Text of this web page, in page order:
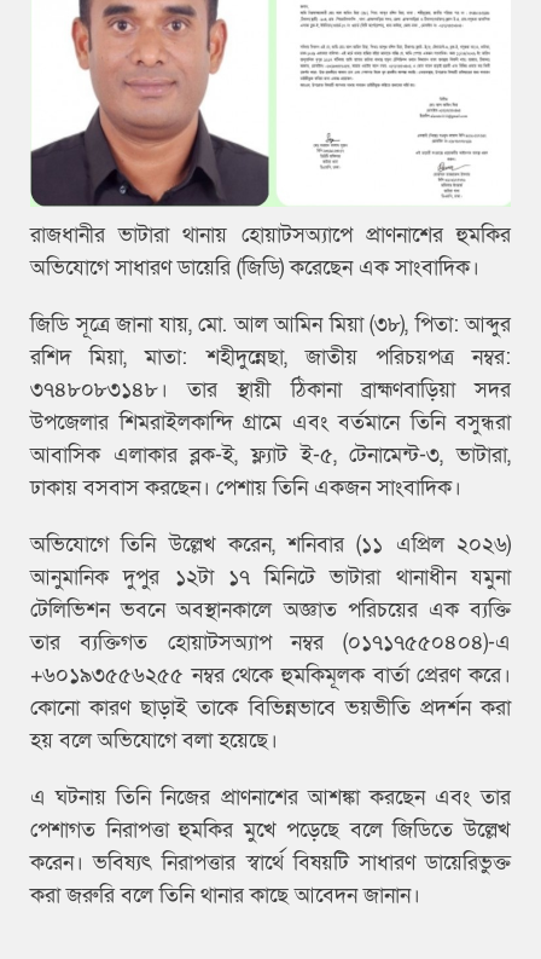
রাজধানীর ভাটারা থানায় হোয়াটসঅ্যাপে প্রাণনাশের হুমকির
অভিযোগে সাধারণ ডায়েরি (জিডি) করেছেন এক সাংবাদিক।
জিডি সূত্রে জানা যায়, মো. আল আমিন মিয়া (৩৮), পিতা: আব্দুর
রশিদ মিয়া, মাতা: শহীদুন্নেছা, জাতীয় পরিচয়পত্র নম্বর:
৩৭৪৮০৮৩১৪৮। তার স্থায়ী ঠিকানা ব্রাহ্মণবাড়িয়া সদর
উপজেলার শিমরাইলকান্দি গ্রামে এবং বর্তমানে তিনি বসুন্ধরা
আবাসিক এলাকার ব্লক-ই, ফ্ল্যাট ই-৫, টেনামেন্ট-৩, ভাটারা,
ঢাকায় বসবাস করছেন। পেশায় তিনি একজন সাংবাদিক।
অভিযোগে তিনি উল্লেখ করেন, শনিবার (১১ এপ্রিল ২০২৬)
আনুমানিক দুপুর ১২টা ১৭ মিনিটে ভাটারা থানাধীন যমুনা
টেলিভিশন ভবনে অবস্থানকালে অজ্ঞাত পরিচয়ের এক ব্যক্তি
তার ব্যক্তিগত হোয়াটসঅ্যাপ নম্বর (০১৭১৭৫৫০৪০৪)-এ
+৬০১৯৩৫৫৬২৫৫ নম্বর থেকে হুমকিমূলক বার্তা প্রেরণ করে।
কোনো কারণ ছাড়াই তাকে বিভিন্নভাবে ভয়ভীতি প্রদর্শন করা
হয় বলে অভিযোগে বলা হয়েছে।
এ ঘটনায় তিনি নিজের প্রাণনাশের আশঙ্কা করছেন এবং তার
পেশাগত নিরাপত্তা হুমকির মুখে পড়েছে বলে জিডিতে উল্লেখ
করেন। ভবিষ্যৎ নিরাপত্তার স্বার্থে বিষয়টি সাধারণ ডায়েরিভুক্ত
করা জরুরি বলে তিনি থানার কাছে আবেদন জানান।